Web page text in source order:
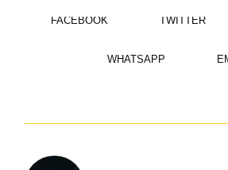
FACEBOOK TWITTER
WHATSAPP